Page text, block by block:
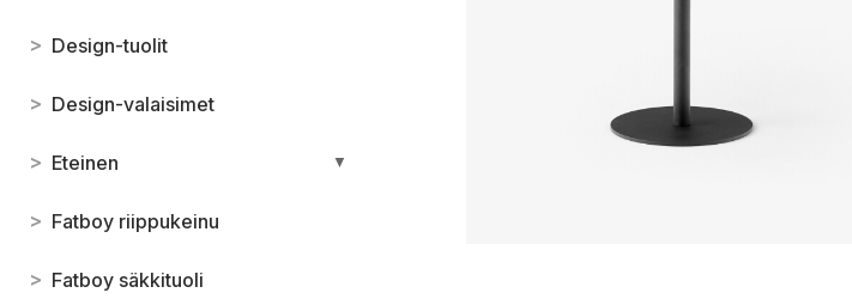
> Design-tuolit
> Design-valaisimet
> Eteinen ▼
> Fatboy riippukeinu
> Fatboy säkkituoli